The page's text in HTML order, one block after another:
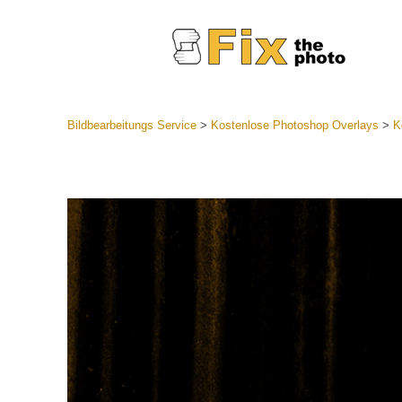
Bildbearbeitungs Service> Kostenlose Photoshop Overlays >